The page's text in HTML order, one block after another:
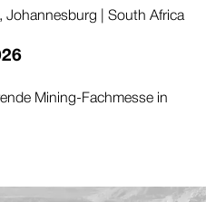
| South Africa
Mining-Fach­messe in